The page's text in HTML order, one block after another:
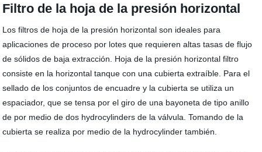
Filtro de la hoja de la presión horizontal
Los filtros de hoja de la presión horizontal son ideales para
aplicaciones de proceso por lotes que requieren altas tasas de flujo
de sólidos de baja extracción. Hoja de la presión horizontal filtro
consiste en la horizontal tanque con una cubierta extraíble. Para el
sellado de los conjuntos de encuadre y la cubierta se utiliza un
espaciador, que se tensa por el giro de una bayoneta de tipo anillo
de por medio de dos hydrocylinders de la válvula. Tomando de la
cubierta se realiza por medio de la hydrocylinder también.